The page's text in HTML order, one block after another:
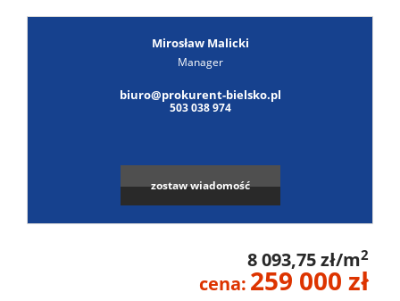
Leaflet
Mirosław Malicki
Manager
biuro@prokurent-bielsko.pl
503 038 974
zostaw wiadomość
8 093,75 zł/m2
cena: 259 000 zł